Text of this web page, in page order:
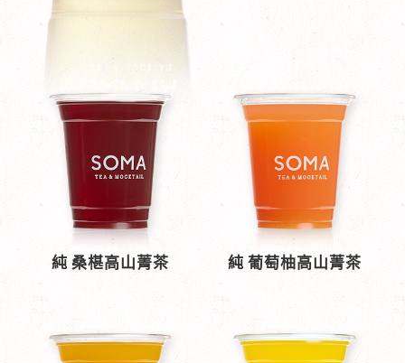
純 桑椹高山菁茶 純 葡萄柚高山菁茶